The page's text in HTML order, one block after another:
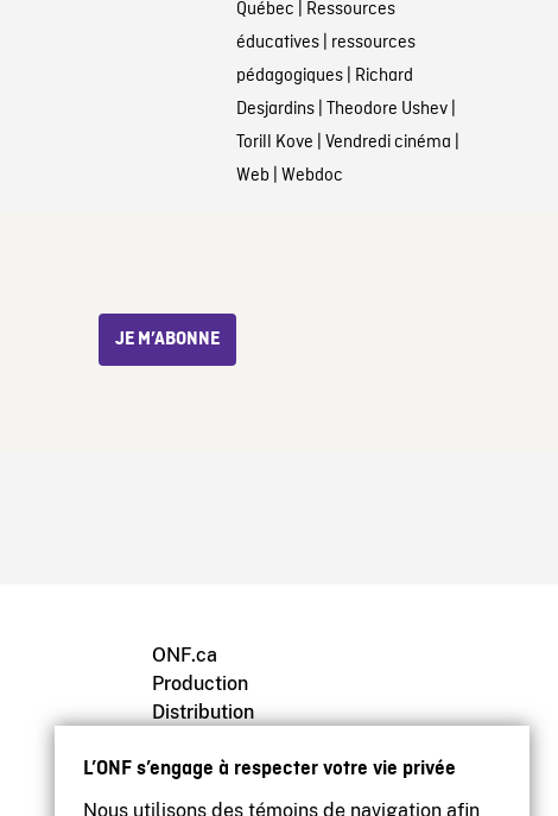
L’ONF s’engage à respecter votre vie privée
Nous utilisons des témoins de navigation afin
Québec | Ressources
éducatives| ressources
pédagogiques| Richard
Desjardins| Theodore Ushev|
Torill Kove | Vendredi cinéma |
Web | Webdoc
JE M’ABONNE
ONF.ca
Production
Distribution
Archives